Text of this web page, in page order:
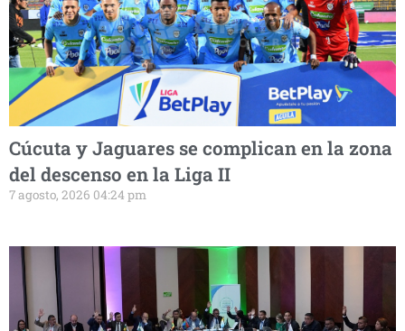
Cúcuta y Jaguares se complican en la zona
del descenso en la Liga II
7 agosto, 2026 04:24 pm